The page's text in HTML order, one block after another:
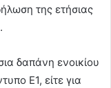
της ετήσιας
δαπάνη ενοικίου
Ε1, είτε για